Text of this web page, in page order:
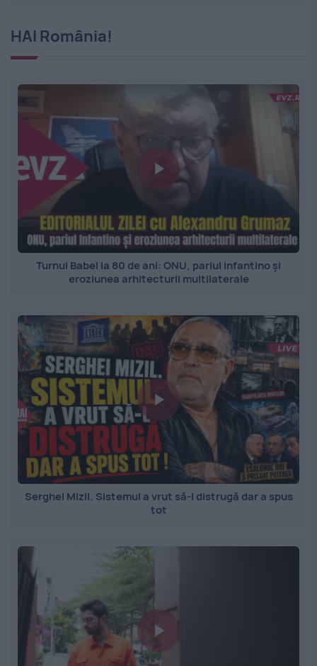
HAI România!
Turnul Babel la 80 de ani: ONU, pariul Infantino și
eroziunea arhitecturii multilaterale
Serghei Mizil. Sistemul a vrut să-l distrugă dar a spus
tot